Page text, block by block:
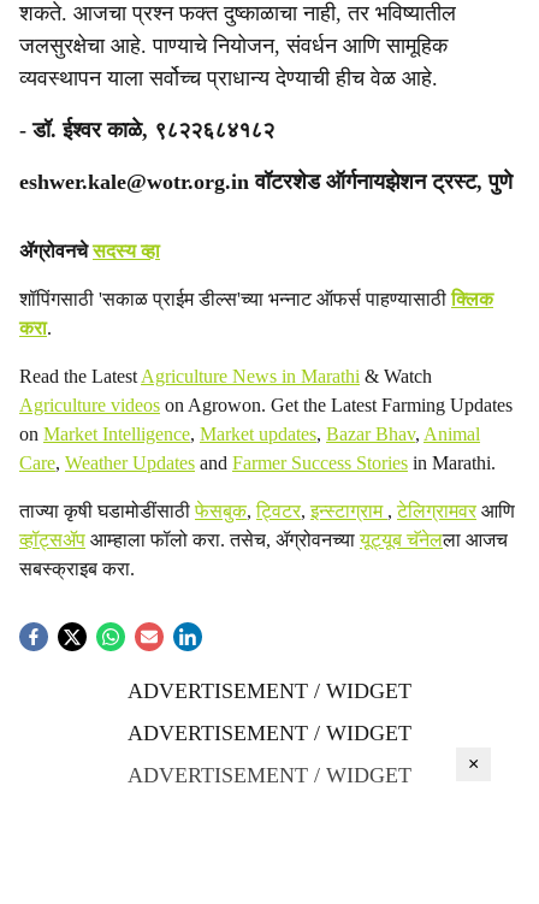
शकते. आजचा प्रश्न फक्त दुष्काळाचा नाही, तर भविष्यातील
जलसुरक्षेचा आहे. पाण्याचे नियोजन, संवर्धन आणि सामूहिक
व्यवस्थापन याला सर्वोच्च प्राधान्य देण्याची हीच वेळ आहे.
- डॉ. ईश्वर काळे, ९८२२६८४१८२
eshwer.kale@wotr.org.in वॉटरशेड ऑर्गनायझेशन ट्रस्ट, पुणे
ॲग्रोवनचेसदस्य व्हा
शॉपिंगसाठी 'सकाळ प्राईम डील्स'च्या भन्नाट ऑफर्स पाहण्यासाठीक्लिक
करा.
Read the Latest Agriculture News in Marathi & Watch
Agriculture videos on Agrowon. Get the Latest Farming Updates
on Market Intelligence, Market updates, Bazar Bhav, Animal
Care, Weather Updates and Farmer Success Stories in Marathi.
ताज्या कृषी घडामोडींसाठीफेसबुक,ट्विटर,इन्स्टाग्राम ,टेलिग्रामवरआणि
व्हॉट्सॲप आम्हाला फॉलो करा. तसेच, ॲग्रोवनच्यायूट्यूब चॅनेलला आजच
सबस्क्राइब करा.
ADVERTISEMENT / WIDGET
ADVERTISEMENT / WIDGET
ADVERTISEMENT / WIDGET
×